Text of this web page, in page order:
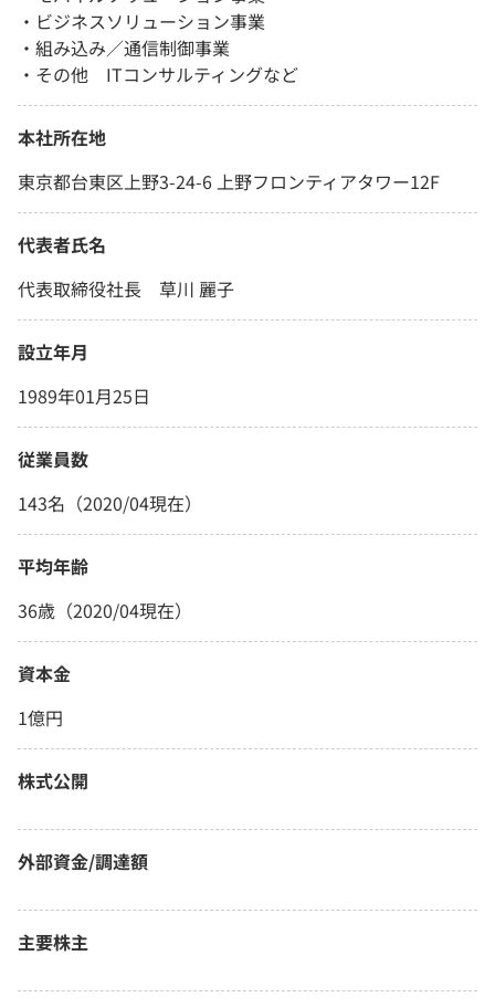
・ビジネスソリューション事業
・組み込み／通信制御事業
・その他 ITコンサルティングなど
本社所在地
東京都台東区上野3-24-6 上野フロンティアタワー12F
代表者氏名
代表取締役社長 草川 麗子
設立年月
1989年01月25日
従業員数
143名（2020/04現在）
平均年齢
36歳（2020/04現在）
資本金
1億円
株式公開
外部資金/調達額
主要株主